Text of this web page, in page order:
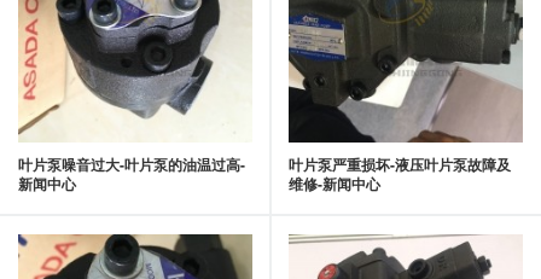
叶片泵噪音过大-叶片泵的油温过高-
新闻中心
叶片泵严重损坏-液压叶片泵故障及
维修-新闻中心